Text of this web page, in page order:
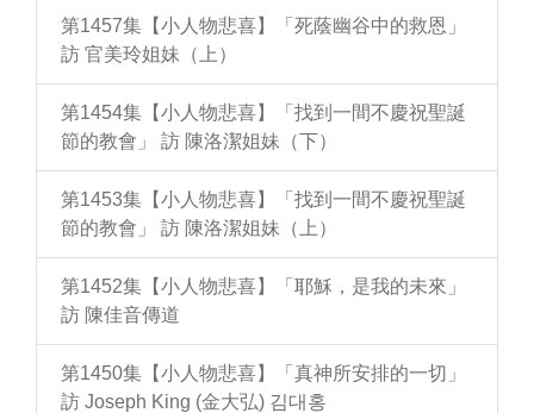
第1457集【小人物悲喜】「死蔭幽谷中的救恩」
訪 官美玲姐妹（上）
第1454集【小人物悲喜】「找到一間不慶祝聖誕
節的教會」 訪 陳洛潔姐妹（下）
第1453集【小人物悲喜】「找到一間不慶祝聖誕
節的教會」 訪 陳洛潔姐妹（上）
第1452集【小人物悲喜】「耶穌，是我的未來」
訪 陳佳音傳道
第1450集【小人物悲喜】「真神所安排的一切」
訪 Joseph King (金大弘) 김대홍